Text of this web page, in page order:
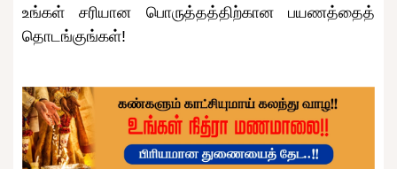
உங்கள் சரியான பொருத்தத்திற்கான பயணத்தைத்
தொடங்குங்கள்!